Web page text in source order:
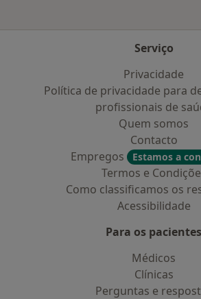
Serviço
Privacidade
Política de privacidade para
profissionais de
Quem somos
Contacto
Empregos
Estamos a
Termos e
Como classificamos os
Acessibilidade
Para os pacientes
Médicos
Clínicas
Perguntas e